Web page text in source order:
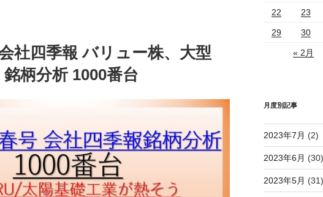
社四季報 バリュー株、大型
柄分析 1000番台
22 23
29 30
« 2月
月度別記事
2023年7月 (2)
2023年6月 (30)
2023年5月 (31)